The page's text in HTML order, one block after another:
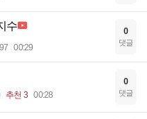
수
00:29
0
댓글
추천 3 00:28
0
댓글